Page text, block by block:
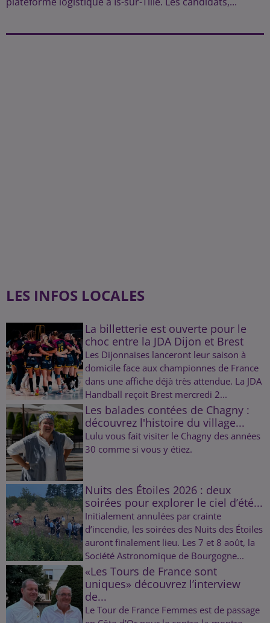
LES INFOS LOCALES
La billetterie est ouverte pour le
choc entre la JDA Dijon et Brest
Les Dijonnaises lanceront leur saison à
domicile face aux championnes de France
dans une affiche déjà très attendue. La JDA
Handball reçoit Brest mercredi 2...
Les balades contées de Chagny :
découvrez l'histoire du village...
Lulu vous fait visiter le Chagny des années
30 comme si vous y étiez.
Nuits des Étoiles 2026 : deux
soirées pour explorer le ciel d’été...
Initialement annulées par crainte
d’incendie, les soirées des Nuits des Étoiles
auront finalement lieu. Les 7 et 8 août, la
Société Astronomique de Bourgogne...
«Les Tours de France sont
uniques» découvrez l’interview
de...
Le Tour de France Femmes est de passage